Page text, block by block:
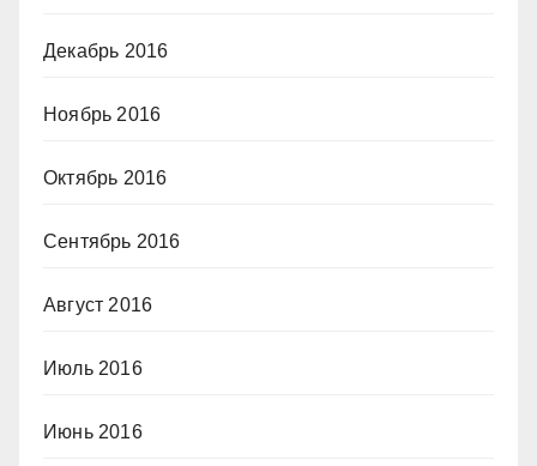
Декабрь 2016
Ноябрь 2016
Октябрь 2016
Сентябрь 2016
Август 2016
Июль 2016
Июнь 2016